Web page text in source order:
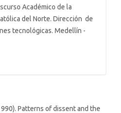
Académico de la
del Norte. Dirección de
tecnológicas. Medellín -
Patterns of dissent and the